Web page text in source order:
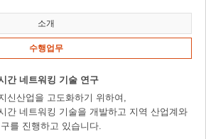
소개
수행업무
간 네트워킹 기술 연구
신산업을 고도화하기 위하여,
간 네트워킹 기술을 개발하고 지역 산업계와
를 진행하고 있습니다.